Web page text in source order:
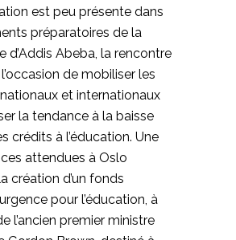
est peu présente dans
préparatoires de la
d’Addis Abeba, la rencontre
de mobiliser les
et internationaux
la tendance à la baisse
crédits à l’éducation. Une
attendues à Oslo
création d’un fonds
pour l’éducation, à
l’ancien premier ministre